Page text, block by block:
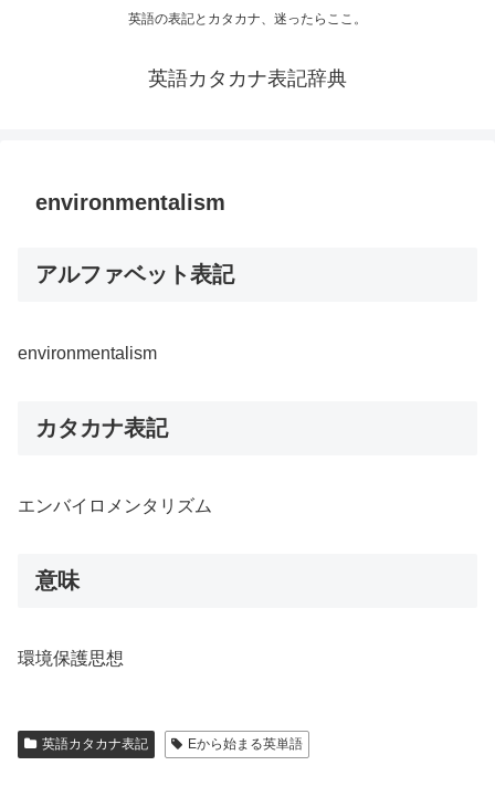
英語の表記とカタカナ、迷ったらここ。
英語カタカナ表記辞典
environmentalism
アルファベット表記
environmentalism
カタカナ表記
エンバイロメンタリズム
意味
環境保護思想
英語カタカナ表記 Eから始まる英単語